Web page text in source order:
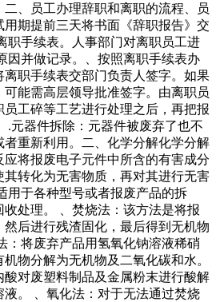
、员工办理辞职和离职的流程、员
期提前三天将书面《辞职报告》交
职手续表。人事部门对离职员工进
因并做记录。、按照离职手续表办
职手续表交部门负责人签字。如果
可能需高层领导批准签字。由离职员
工碎等工艺进行处理之后，再把报
.元器件拆除：元器件被废弃了也不
重新利用。二、化学分解化学分解
将报废电子元件中所含的有害成分
转化为无害物质，再对其进行无害
用于各种型号或者报废产品的拆
处理。 、焚烧法：该方法是将报
然后进行残渣固化，最后得到无机物
：将废弃产品用氢氧化钠溶液稀硝
物分解为无机物及二氧化碳和水。
酸对废塑料制品及金属粉末进行酸解
液。 、氧化法：对于无法通过焚烧